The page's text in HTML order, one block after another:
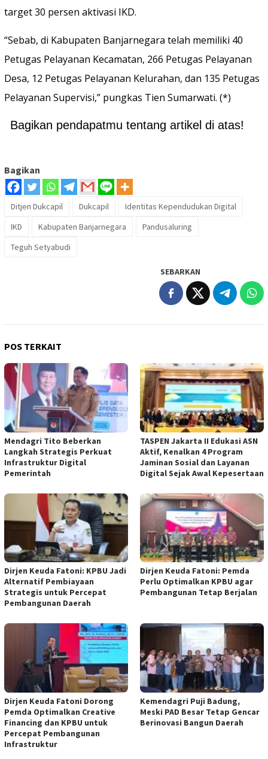
target 30 persen aktivasi IKD.
“Sebab, di Kabupaten Banjarnegara telah memiliki 40
Petugas Pelayanan Kecamatan, 266 Petugas Pelayanan
Desa, 12 Petugas Pelayanan Kelurahan, dan 135 Petugas
Pelayanan Supervisi,” pungkas Tien Sumarwati. (*)
Bagikan pendapatmu tentang artikel di atas!
Bagikan
Ditjen Dukcapil Dukcapil
Identitas Kependudukan Digital
IKD
Kabupaten Banjarnegara
Pandusaluring
Teguh Setyabudi
SEBARKAN
POS TERKAIT
Mendagri Tito Beberkan
Langkah Strategis Perkuat
Infrastruktur Digital
Pemerintah
TASPEN Jakarta II Edukasi ASN
Aktif, Kenalkan 4 Program
Jaminan Sosial dan Layanan
Digital Sejak Awal Kepesertaan
Dirjen Keuda Fatoni: KPBU Jadi
Alternatif Pembiayaan
Strategis untuk Percepat
Pembangunan Daerah
Dirjen Keuda Fatoni: Pemda
Perlu Optimalkan KPBU agar
Pembangunan Tetap Berjalan
Dirjen Keuda Fatoni Dorong
Pemda Optimalkan Creative
Financing dan KPBU untuk
Percepat Pembangunan
Infrastruktur
Kemendagri Puji Badung,
Meski PAD Besar Tetap Gencar
Berinovasi Bangun Daerah